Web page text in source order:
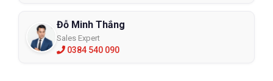
Đỗ Minh Thắng
Sales Expert
0384 540 090